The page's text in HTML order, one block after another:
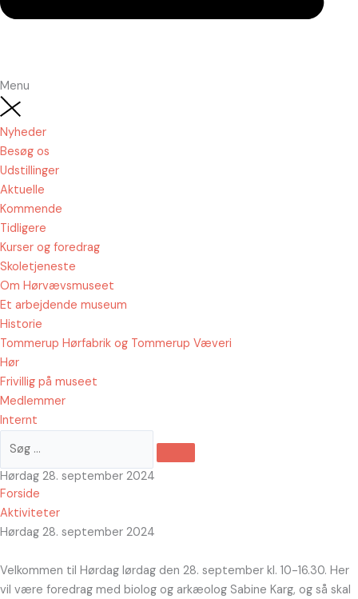
Menu
Nyheder
Besøg os
Udstillinger
Aktuelle
Kommende
Tidligere
Kurser og foredrag
Skoletjeneste
Om Hørvævsmuseet
Et arbejdende museum
Historie
Tommerup Hørfabrik og Tommerup Væveri
Hør
Frivillig på museet
Medlemmer
Internt
Hørdag 28. september 2024
Forside
Aktiviteter
Hørdag 28. september 2024
Velkommen til Hørdag lørdag den 28. september kl. 10-16.30. Her
vil være foredrag med biolog og arkæolog Sabine Karg, og så skal